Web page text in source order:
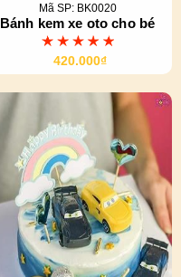
Mã SP: BK0020
Bánh kem xe oto cho bé
420.000₫